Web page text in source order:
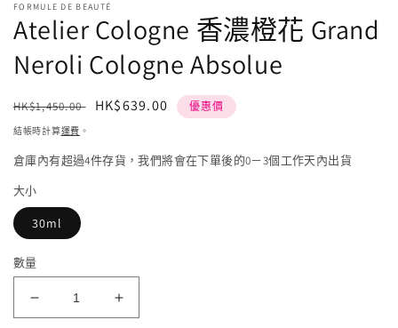
中
開
多
檔
案
FORMULE DE BEAUTÉ
Atelier Cologne 香濃橙花 Grand
Neroli Cologne Absolue
定
價
HK$1,450.00
售
HK$639.00 優惠價
結帳時計算運費 。
倉庫內有超過4件存貨，我們將會在下單後的0－3個工作天內出貨
大小
30ml
數量
Atelier
Cologne
Atelier
Cologne